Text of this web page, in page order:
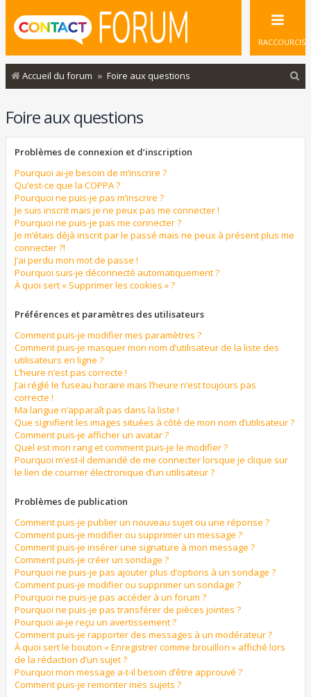
RACCOURCIS
Accueil du forum Foire aux questions
Foire aux questions
Problèmes de connexion et d’inscription
Pourquoi ai-je besoin de m’inscrire ?
Qu’est-ce que la COPPA ?
Pourquoi ne puis-je pas m’inscrire ?
Je suis inscrit mais je ne peux pas me connecter !
Pourquoi ne puis-je pas me connecter ?
Je m’étais déjà inscrit par le passé mais ne peux à présent plus me
connecter ?!
J’ai perdu mon mot de passe !
Pourquoi suis-je déconnecté automatiquement ?
À quoi sert « Supprimer les cookies » ?
Préférences et paramètres des utilisateurs
Comment puis-je modifier mes paramètres ?
Comment puis-je masquer mon nom d’utilisateur de la liste des
utilisateurs en ligne ?
L’heure n’est pas correcte !
J’ai réglé le fuseau horaire mais l’heure n’est toujours pas
correcte !
Ma langue n’apparaît pas dans la liste !
Que signifient les images situées à côté de mon nom d’utilisateur ?
Comment puis-je afficher un avatar ?
Quel est mon rang et comment puis-je le modifier ?
Pourquoi m’est-il demandé de me connecter lorsque je clique sur
le lien de courrier électronique d’un utilisateur ?
Problèmes de publication
Comment puis-je publier un nouveau sujet ou une réponse ?
Comment puis-je modifier ou supprimer un message ?
Comment puis-je insérer une signature à mon message ?
Comment puis-je créer un sondage ?
Pourquoi ne puis-je pas ajouter plus d’options à un sondage ?
Comment puis-je modifier ou supprimer un sondage ?
Pourquoi ne puis-je pas accéder à un forum ?
Pourquoi ne puis-je pas transférer de pièces jointes ?
Pourquoi ai-je reçu un avertissement ?
Comment puis-je rapporter des messages à un modérateur ?
À quoi sert le bouton « Enregistrer comme brouillon » affiché lors
de la rédaction d’un sujet ?
Pourquoi mon message a-t-il besoin d’être approuvé ?
Comment puis-je remonter mes sujets ?